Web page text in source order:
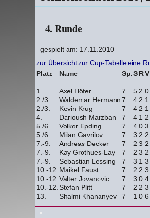
4. Runde
gespielt am: 17.11.2010
zur Übersichtzur Cup-Tabelleeine
Platz
Name Sp.SRV
1. Axel Höfer 7 5 2 0
2./3.
Waldemar Hermann7 4 2 1
2./3.
Kevin Krug 7 4 2 1
4.
Darioush Marzban 7 4 1 2
5./6.
Volker Epding 7 40 3
5./6.
Milan Gavrilov 7 3 2 2
7.-9.
Andreas Decker 7 2 3 2
7.-9.
Kay Grothues-Lay 7 2 3 2
7.-9.
Sebastian Lessing 7 3 1 3
10.-12. Maikel Faust 7 2 2 3
10.-12. Valter Jovanovic 7 3 0 4
10.-12. Stefan Plitt 7 2 2 3
13.
Shalmi Khananyev 7 1 0 6